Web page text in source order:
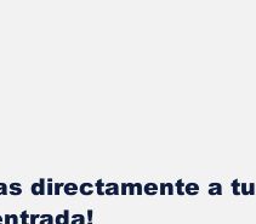
directamente a tu